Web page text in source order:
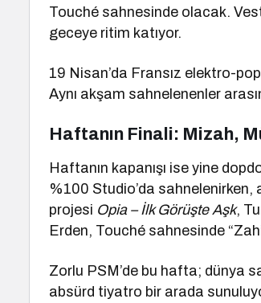
Touché sahnesinde olacak.
geceye ritim katıyor.
19 Nisan’da Fransız elektro-pop
Aynı akşam sahnelenenler
Haftanın Finali: Mizah,
Haftanın kapanışı ise yine
%100 Studio’da
projesi Opia – İlk Görüşte Aşk,
Erden, Touché sahnesinde
Zorlu PSM’de bu hafta; dünya
absürd tiyatro bir arada